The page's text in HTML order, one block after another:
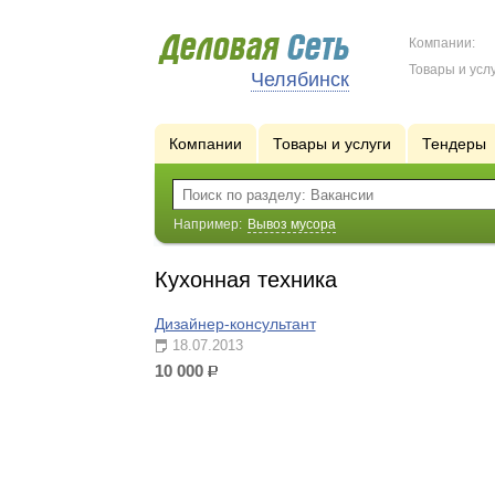
Челябинск
Компании:
Товары и
Компании Товары и услуги Тендеры
Например: Вывоз мусора
Кухонная техника
Дизайнер-консультант
18.07.2013
10 000 р.